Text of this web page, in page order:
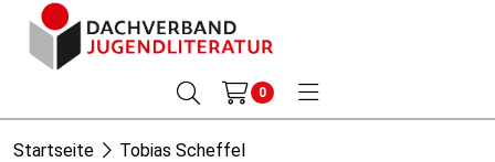
0
Startseite Tobias Scheffel